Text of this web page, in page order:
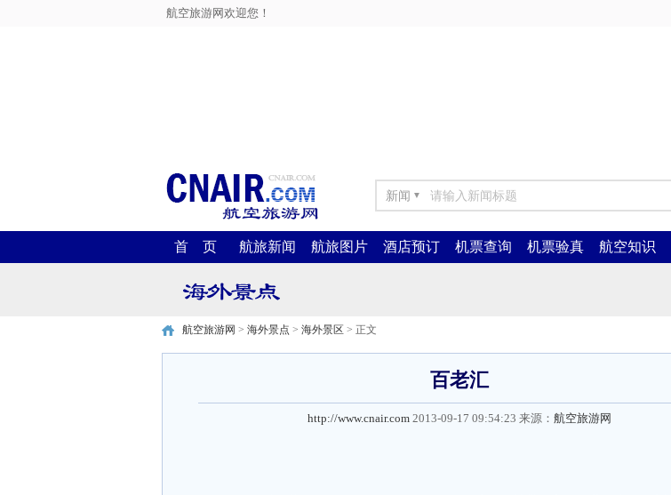
航空旅游网欢迎您！
新闻 ▼
首 页 航旅新闻 航旅图片 酒店预订 机票查询 机票验真 航空知识
航空旅游网 > 海外景点 > 海外景区 > 正文
百老汇
http://www.cnair.com 2013-09-17 09:54:23 来源： 航空旅游网